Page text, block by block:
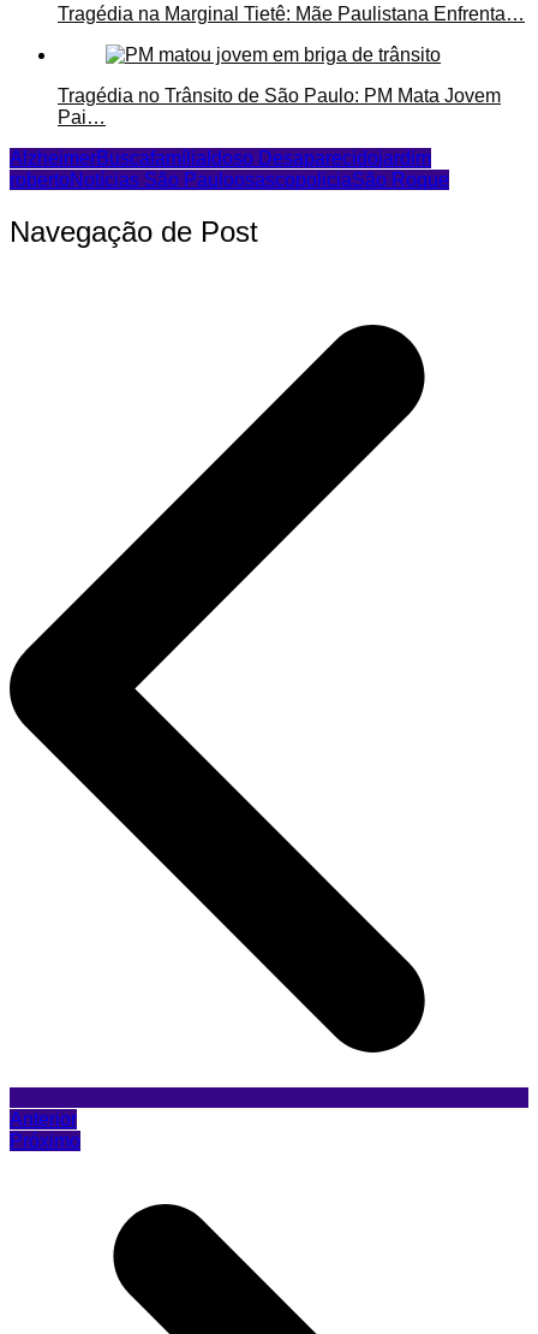
Tragédia na Marginal Tietê: Mãe Paulistana Enfrenta…
Tragédia no Trânsito de São Paulo: PM Mata Jovem
Pai…
AlzheimerBuscafamília Idoso Desaparecidojardim
robertoNotícias São PauloosascopoliciaSão Roque
Navegação de Post
Anterior
Próximo